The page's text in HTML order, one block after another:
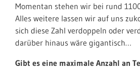
Momentan stehen wir bei rund
Alles weitere lassen wir auf uns
sich diese Zahl verdoppeln oder
darüber hinaus wäre gigantisch…
Gibt es eine maximale Anzahl an